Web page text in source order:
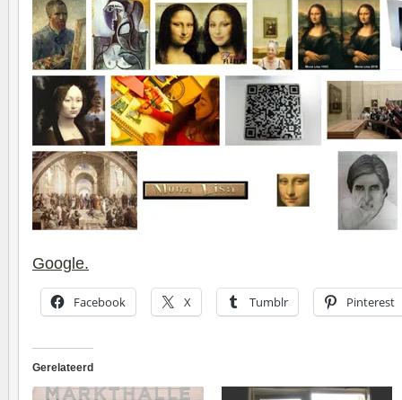
Google.
Facebook X Tumblr Pinterest
Gerelateerd